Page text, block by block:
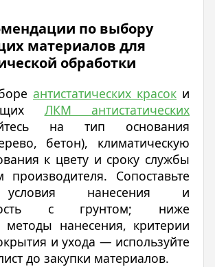
по выбору
материалов для
обработки
антистатических красок и
ЛКМ антистатических
на тип основания
бетон), климатическую
к цвету и сроку службы
Сопоставьте
условия нанесения и
с грунтом; ниже
методы нанесения, критерии
и ухода — используйте
до закупки материалов.